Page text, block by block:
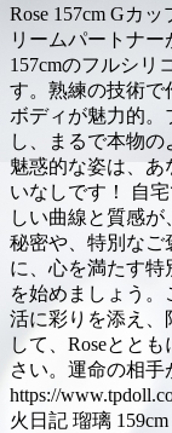
Rose 157cm Gカ
リームパートナー
157cmのフルシリ
す。熟練の技術で
ボディが魅力的
し、まるで本物
魅惑的な姿は、あ
いなしです！ 自
しい曲線と質感
秘密や、特別なご
に、心を満たす特
を始めましょう
活に彩りを添え、
して、Roseとと
さい。運命の相
https://
火日記 瑠璃